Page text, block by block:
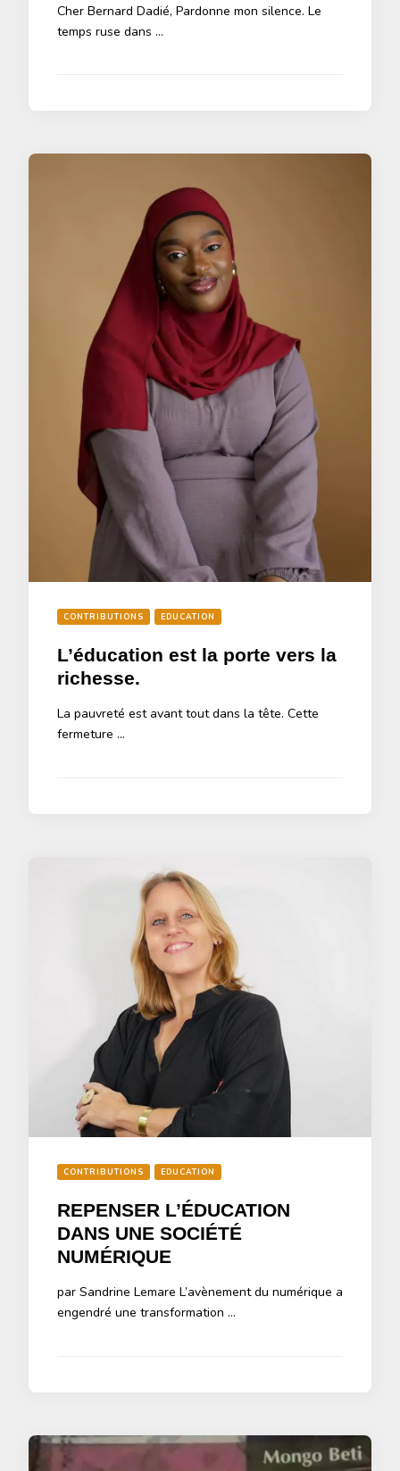
Cher Bernard Dadié, Pardonne mon silence. Le
temps ruse dans …
CONTRIBUTIONS EDUCATION
L’éducation est la porte vers la
richesse.
La pauvreté est avant tout dans la tête. Cette
fermeture …
CONTRIBUTIONS EDUCATION
REPENSER L’ÉDUCATION
DANS UNE SOCIÉTÉ
NUMÉRIQUE
par Sandrine Lemare L’avènement du numérique a
engendré une transformation …